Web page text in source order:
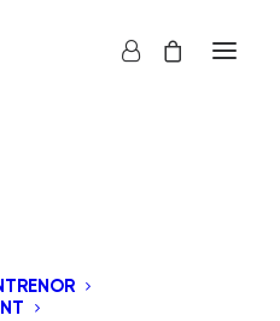
o serie de jucării
comutator, care pot
sau efectua orice